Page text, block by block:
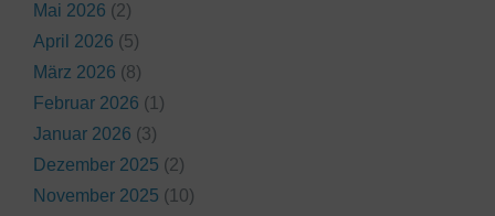
Mai 2026 (2)
April 2026 (5)
März 2026 (8)
Februar 2026 (1)
Januar 2026 (3)
Dezember 2025 (2)
November 2025 (10)